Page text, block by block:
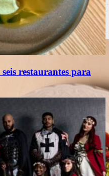
restaurantes para